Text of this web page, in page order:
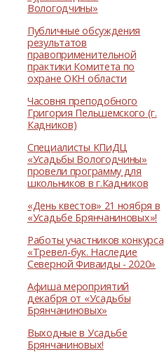
Вологодчины»
Публичные обсуждения
результатов
правоприменительной
практики Комитета по
охране ОКН области
Часовня преподобного
Григория Пельшемского (г.
Кадников)
Специалисты КПиДЦ
«Усадьбы Вологодчины»
провели программу для
школьников в г.Кадников
«День квестов» 21 ноября в
«Усадьбе Брянчаниновых»!
Работы участников конкурса
«Тревел-бук. Наследие
Северной Фиваиды - 2020»
Афиша мероприятий
декабря от «Усадьбы
Брянчаниновых»
Выходные в Усадьбе
Брянчаниновых!